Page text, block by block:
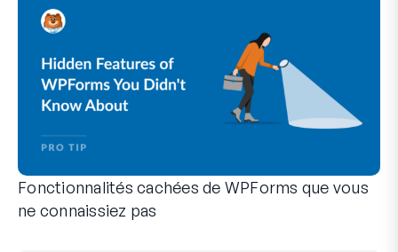
Fonctionnalités cachées de WPForms que vous
ne connaissiez pas